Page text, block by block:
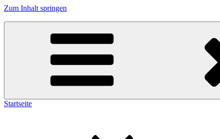
Zum Inhalt springen
Cafe Klatsch Berlin
Startseite